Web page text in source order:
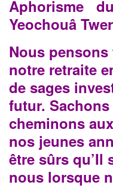
Aphorisme
Yeochouâ
Nous
notre retraite
de sages
futur.
cheminons
nos jeunes
être sûrs qu’Il
nous lorsque